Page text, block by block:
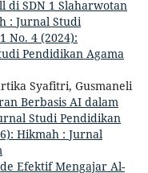
di SDN 1 Slaharwotan
: Jurnal Studi
No. 4 (2024):
Pendidikan Agama
Syafitri, Gusmaneli
Berbasis AI dalam
Studi Pendidikan
Hikmah : Jurnal
Efektif Mengajar Al-